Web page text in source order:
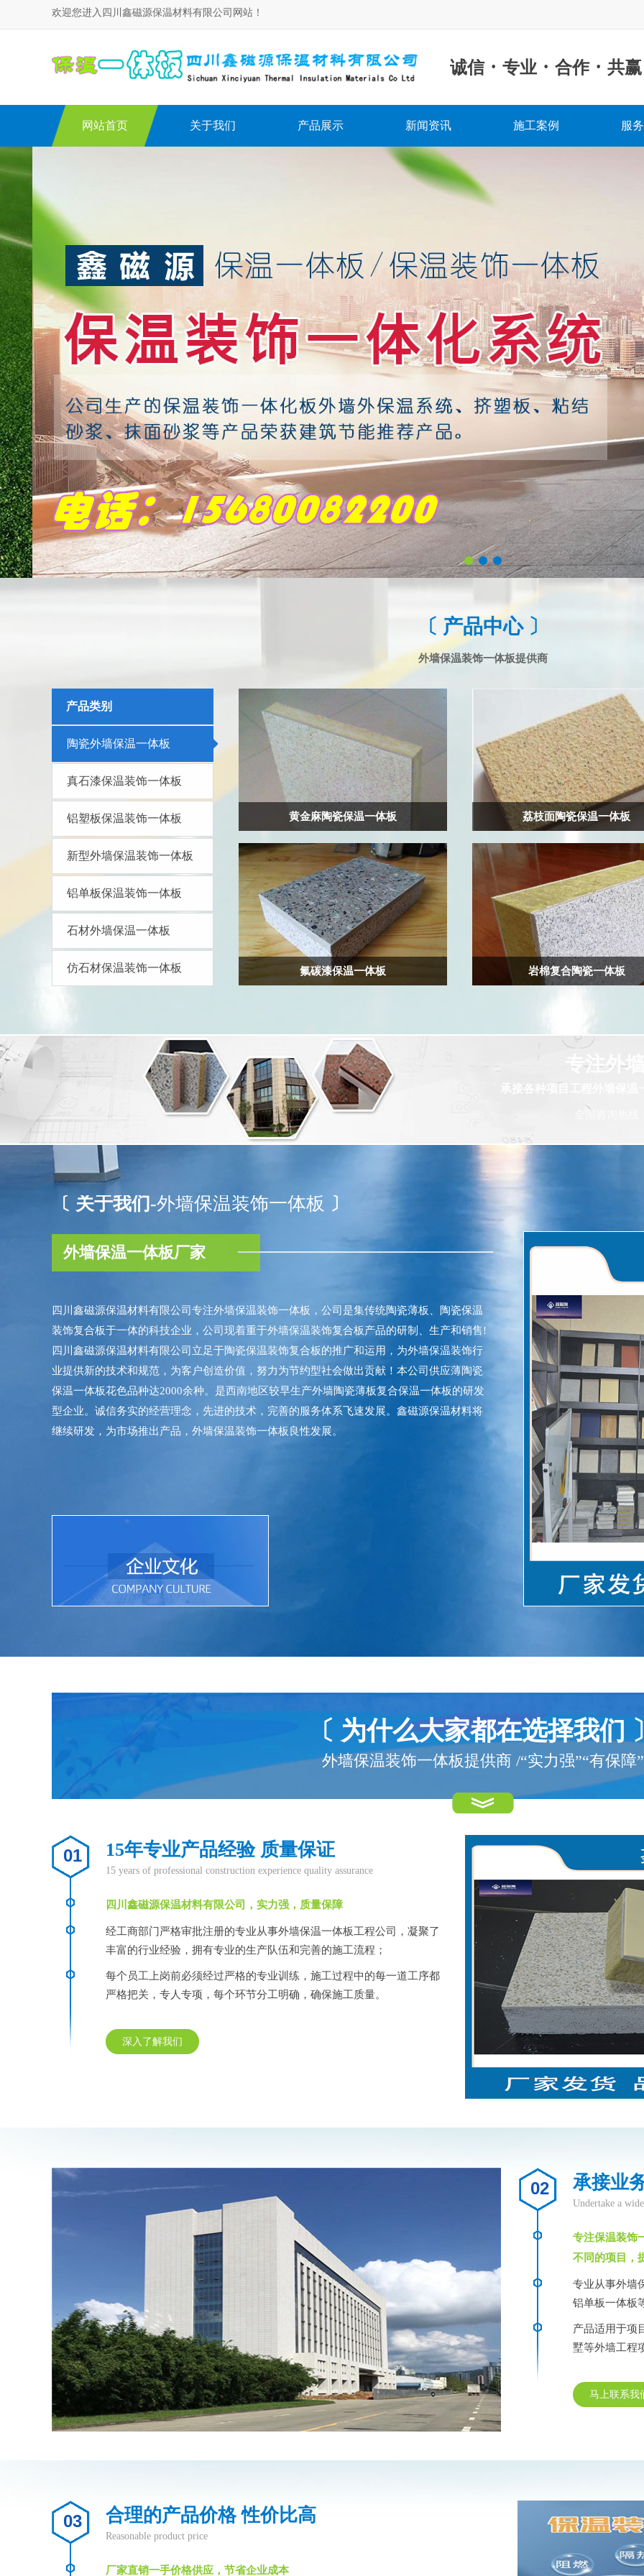
欢迎您进入四川鑫磁源保温材料有限公司网站！
诚信 · 专业 · 合作 · 共赢
网站首页 关于我们 产品展示 新闻资讯 施工案例 服
〔 产品中心 〕
外墙保温装饰一体板提供商
产品类别
陶瓷外墙保温一体板
真石漆保温装饰一体板
铝塑板保温装饰一体板
新型外墙保温装饰一体板
铝单板保温装饰一体板
石材外墙保温一体板
仿石材保温装饰一体板
黄金麻陶瓷保温一体板 荔枝面陶瓷保温一体板
氟碳漆保温一体板 岩棉复合陶瓷一体板
专注外
承接各种项目工程外墙保
〔 关于我们-外墙保温装饰一体板 〕
外墙保温一体板厂家
四川鑫磁源保温材料有限公司专注外墙保温装饰一体板，公司是集传统陶瓷薄板、陶瓷保温
装饰复合板于一体的科技企业，公司现着重于外墙保温装饰复合板产品的研制、生产和销售!
四川鑫磁源保温材料有限公司立足于陶瓷保温装饰复合板的推广和运用，为外墙保温装饰行
业提供新的技术和规范，为客户创造价值，努力为节约型社会做出贡献！本公司供应薄陶瓷
保温一体板花色品种达2000余种。是西南地区较早生产外墙陶瓷薄板复合保温一体板的研发
型企业。诚信务实的经营理念，先进的技术，完善的服务体系飞速发展。鑫磁源保温材料将
继续研发，为市场推出产品，外墙保温装饰一体板良性发展。
〔 为什么大家都在选择我们
外墙保温装饰一体板提供商 /“实力强”“有保障”
01 15年专业产品经验 质量保证
15 years of professional construction experience quality assurance
四川鑫磁源保温材料有限公司，实力强，质量保障
经工商部门严格审批注册的专业从事外墙保温一体板工程公司，凝聚了
丰富的行业经验，拥有专业的生产队伍和完善的施工流程；
每个员工上岗前必须经过严格的专业训练，施工过程中的每一道工序都
严格把关，专人专项，每个环节分工明确，确保施工质量。
深入了解我们
02 承接业
Undertake a
专注保温装饰
不同的项目，
专业从事外墙
铝单板一体板
产品适用于项
墅等外墙工程
马上联系我
03 合理的产品价格 性价比高
Reasonable product price
厂家直销一手价格供应，节省企业成本